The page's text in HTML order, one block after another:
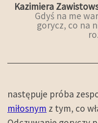
Kazimiera
Gdyś na me
gorycz, co na
następuje próba
miłosnym z tym, co